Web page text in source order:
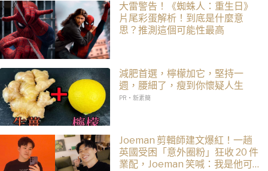
大雷警告！《蜘蛛人：重生日》
片尾彩蛋解析！到底是什麼意
思？推測這個可能性最高
減肥首選，檸檬加它，堅持一
週，腰細了，瘦到你懷疑人生
PR・新素簡
Joeman 剪輯師建文爆紅！一趟
英國受困「意外圈粉」狂收 20 件
業配，Joeman 笑喊：我是他可